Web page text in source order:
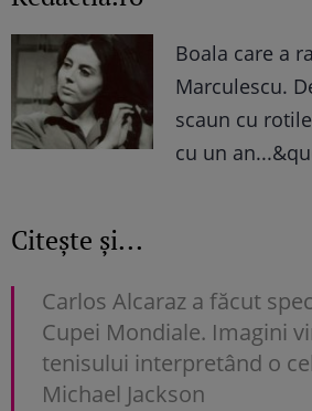
Boala care a
Marculescu.
scaun cu
cu un
Citește și...
Carlos Alcaraz a făcut
Cupei Mondiale. Imagini
tenisului interpretând o
Michael Jackson